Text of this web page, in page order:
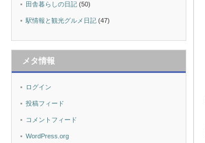
田舎暮らしの日記 (50)
駅情報と観光グルメ日記 (47)
メタ情報
ログイン
投稿フィード
コメントフィード
WordPress.org